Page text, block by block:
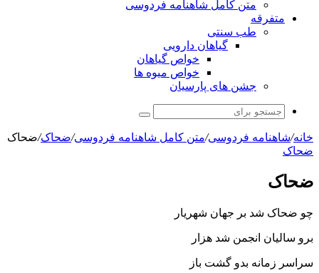
متن کامل شاهنامه فردوسی
متفرقه
طب سنتی
گیاهان دارویی
خواص گیاهان
خواص میوه ها
جشن های پارسیان
جستجو
برای
خانه/شاهنامه فردوسی/متن کامل شاهنامه فردوسی/ضحاک/ضحاک
ضحاک
ضحاک
چو ضحاک شد بر جهان شهریار
برو سالیان انجمن شد هزار
سراسر زمانه بدو گشت باز